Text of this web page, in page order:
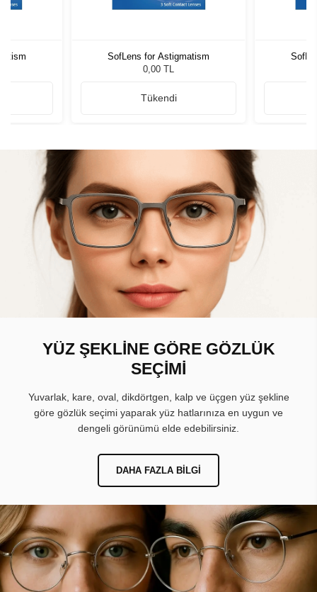
SofLens for Astigmatism
0,00 TL
Tükendi
YÜZ ŞEKLİNE GÖRE GÖZLÜK
SEÇİMİ
Yuvarlak, kare, oval, dikdörtgen, kalp ve üçgen yüz şekline
göre gözlük seçimi yaparak yüz hatlarınıza en uygun ve
dengeli görünümü elde edebilirsiniz.
DAHA FAZLA BILGI